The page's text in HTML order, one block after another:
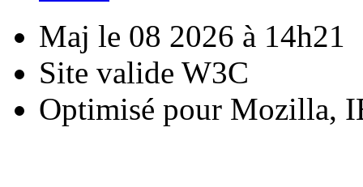
Maj le 08 2026 à 14h21
Site valide W3C
Optimisé pour Mozilla,